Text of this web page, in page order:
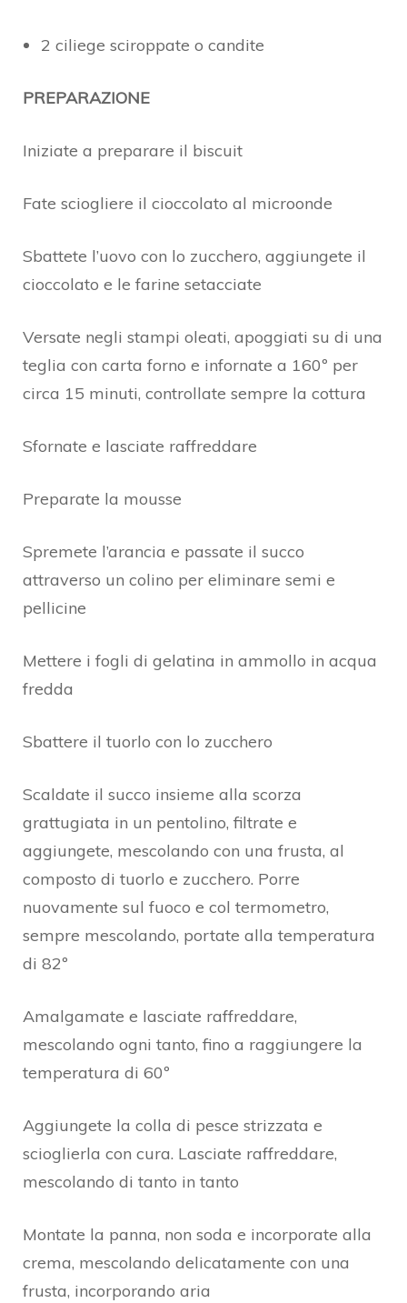
2 ciliege sciroppate o candite
PREPARAZIONE
Iniziate a preparare il biscuit
Fate sciogliere il cioccolato al microonde
Sbattete l’uovo con lo zucchero, aggiungete il
cioccolato e le farine setacciate
Versate negli stampi oleati, apoggiati su di una
teglia con carta forno e infornate a 160º per
circa 15 minuti, controllate sempre la cottura
Sfornate e lasciate raffreddare
Preparate la mousse
Spremete l’arancia e passate il succo
attraverso un colino per eliminare semi e
pellicine
Mettere i fogli di gelatina in ammollo in acqua
fredda
Sbattere il tuorlo con lo zucchero
Scaldate il succo insieme alla scorza
grattugiata in un pentolino, filtrate e
aggiungete, mescolando con una frusta, al
composto di tuorlo e zucchero. Porre
nuovamente sul fuoco e col termometro,
sempre mescolando, portate alla temperatura
di 82º
Amalgamate e lasciate raffreddare,
mescolando ogni tanto, fino a raggiungere la
temperatura di 60º
Aggiungete la colla di pesce strizzata e
scioglierla con cura. Lasciate raffreddare,
mescolando di tanto in tanto
Montate la panna, non soda e incorporate alla
crema, mescolando delicatamente con una
frusta, incorporando aria